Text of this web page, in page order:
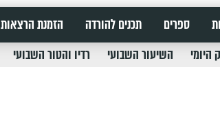
ספרים תכנים להורדה הזמנת הרצאות
היומי
השיעור השבועי רדיו והטור השבועי